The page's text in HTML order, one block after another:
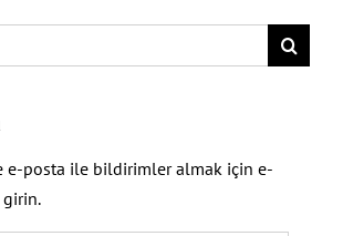
e-posta ile bildirimler almak için e-